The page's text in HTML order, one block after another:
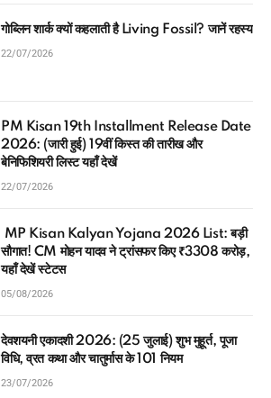
गोब्लिन शार्क क्यों कहलाती है Living Fossil? जानें रहस्य
22/07/2026
PM Kisan 19th Installment Release Date
2026: (जारी हुई) 19वीं किस्त की तारीख और
बेनिफिशियरी लिस्ट यहाँ देखें
22/07/2026
MP Kisan Kalyan Yojana 2026 List: बड़ी
सौगात! CM मोहन यादव ने ट्रांसफर किए ₹3308 करोड़,
यहाँ देखें स्टेटस
05/08/2026
देवशयनी एकादशी 2026: (25 जुलाई) शुभ मुहूर्त, पूजा
विधि, व्रत कथा और चातुर्मास के 101 नियम
23/07/2026